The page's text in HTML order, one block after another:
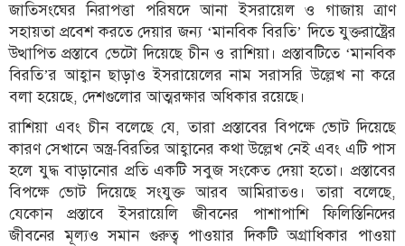
জাতিসংঘের নিরাপত্তা পরিষদে আনা ইসরায়েল ও গাজায় ত্রাণ
সহায়তা প্রবেশ করতে দেয়ার জন্য ‘মানবিক বিরতি’ দিতে যুক্তরাষ্ট্রের
উত্থাপিত প্রস্তাবে ভেটো দিয়েছে চীন ও রাশিয়া। প্রস্তাবটিতে ‘মানবিক
বিরতি’র আহ্বান ছাড়াও ইসরায়েলের নাম সরাসরি উল্লেখ না করে
বলা হয়েছে, দেশগুলোর আত্মরক্ষার অধিকার রয়েছে।
রাশিয়া এবং চীন বলেছে যে, তারা প্রস্তাবের বিপক্ষে ভোট দিয়েছে
কারণ সেখানে অস্ত্র-বিরতির আহ্বানের কথা উল্লেখ নেই এবং এটি পাস
হলে যুদ্ধ বাড়ানোর প্রতি একটি সবুজ সংকেত দেয়া হতো। প্রস্তাবের
বিপক্ষে ভোট দিয়েছে সংযুক্ত আরব আমিরাতও। তারা বলেছে,
যেকোন প্রস্তাবে ইসরায়েলি জীবনের পাশাপাশি ফিলিস্তিনিদের
জীবনের মূল্যও সমান গুরুত্ব পাওয়ার দিকটি অগ্রাধিকার পাওয়া